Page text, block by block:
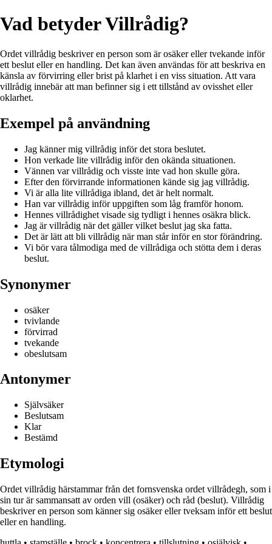
Vad betyder Villrådig?
Ordet villrådig beskriver en person som är osäker eller tvekande inför
ett beslut eller en handling. Det kan även användas för att beskriva en
känsla av förvirring eller brist på klarhet i en viss situation. Att vara
villrådig innebär att man befinner sig i ett tillstånd av ovisshet eller
oklarhet.
Exempel på användning
Jag känner mig villrådig inför det stora beslutet.
Hon verkade lite villrådig inför den okända situationen.
Vännen var villrådig och visste inte vad hon skulle göra.
Efter den förvirrande informationen kände sig jag villrådig.
Vi är alla lite villrådiga ibland, det är helt normalt.
Han var villrådig inför uppgiften som låg framför honom.
Hennes villrådighet visade sig tydligt i hennes osäkra blick.
Jag är villrådig när det gäller vilket beslut jag ska fatta.
Det är lätt att bli villrådig när man står inför en stor förändring.
Vi bör vara tålmodiga med de villrådiga och stötta dem i deras
beslut.
Synonymer
osäker
tvivlande
förvirrad
tvekande
obeslutsam
Antonymer
Självsäker
Beslutsam
Klar
Bestämd
Etymologi
Ordet villrådig härstammar från det fornsvenska ordet villrådegh, som i
sin tur är sammansatt av orden vill (osäker) och råd (beslut). Villrådig
beskriver en person som känner sig osäker eller tveksam inför ett beslut
eller en handling.